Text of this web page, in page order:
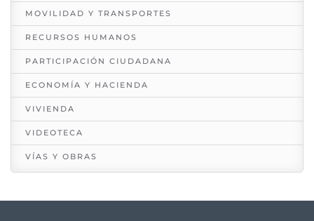
MOVILIDAD Y TRANSPORTES
RECURSOS HUMANOS
PARTICIPACIÓN CIUDADANA
ECONOMÍA Y HACIENDA
VIVIENDA
VIDEOTECA
VÍAS Y OBRAS